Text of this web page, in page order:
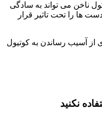
ناخن می تواند به سادگی
ها را تحت تاثیر قرار
از آسیب رساندن به کوتیول
نکنید